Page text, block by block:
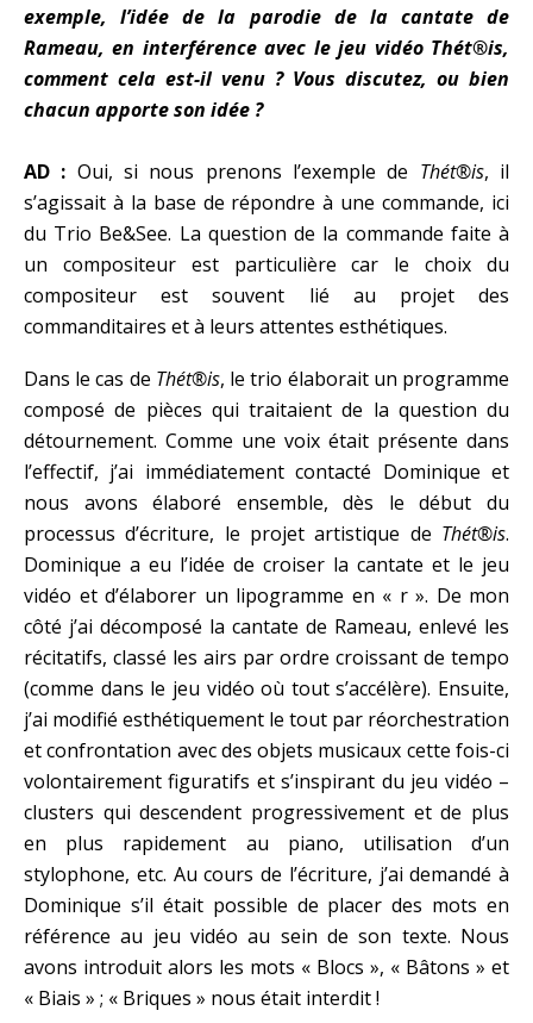
exemple, l’idée de la parodie de la cantate de
Rameau, en interférence avec le jeu vidéo Thét®is,
comment cela est-il venu ? Vous discutez, ou bien
chacun apporte son idée ?
AD : Oui, si nous prenons l’exemple de Thét®is, il
s’agissait à la base de répondre à une commande, ici
du Trio Be&See. La question de la commande faite à
un compositeur est particulière car le choix du
compositeur est souvent lié au projet des
commanditaires et à leurs attentes esthétiques.
Dans le cas de Thét®is, le trio élaborait un programme
composé de pièces qui traitaient de la question du
détournement. Comme une voix était présente dans
l’effectif, j’ai immédiatement contacté Dominique et
nous avons élaboré ensemble, dès le début du
processus d’écriture, le projet artistique de Thét®is.
Dominique a eu l’idée de croiser la cantate et le jeu
vidéo et d’élaborer un lipogramme en « r ». De mon
côté j’ai décomposé la cantate de Rameau, enlevé les
récitatifs, classé les airs par ordre croissant de tempo
(comme dans le jeu vidéo où tout s’accélère). Ensuite,
j’ai modifié esthétiquement le tout par réorchestration
et confrontation avec des objets musicaux cette fois-ci
volontairement figuratifs et s’inspirant du jeu vidéo –
clusters qui descendent progressivement et de plus
en plus rapidement au piano, utilisation d’un
stylophone, etc. Au cours de l’écriture, j’ai demandé à
Dominique s’il était possible de placer des mots en
référence au jeu vidéo au sein de son texte. Nous
avons introduit alors les mots « Blocs », « Bâtons » et
« Biais » ; « Briques » nous était interdit !